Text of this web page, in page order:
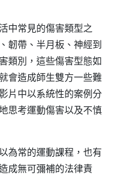
常見的傷害類型之
韌帶、半月板、神經到
類別，這些傷害型態如
會造成師生雙方一些難
片中以系統性的案例分
思考運動傷害以及不慎
常的運動課程，也有
成無可彌補的法律責